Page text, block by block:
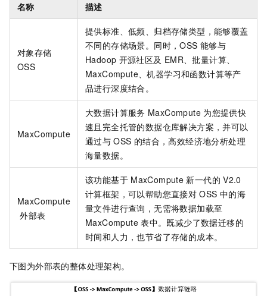
名称 描述
对象存储
OSS
提供标准、低频、归档存储类型，能够覆盖
不同的存储场景。同时，OSS 能够与
Hadoop 开源社区及 EMR、批量计算、
MaxCompute、机器学习和函数计算等产
品进行深度结合。
MaxCompute
大数据计算服务 MaxCompute 为您提供快
速且完全托管的数据仓库解决方案，并可以
通过与 OSS 的结合，高效经济地分析处理
海量数据。
MaxCompute
外部表
该功能基于 MaxCompute 新一代的 V2.0
计算框架，可以帮助您直接对 OSS 中的海
量文件进行查询，无需将数据加载至
MaxCompute 表中。既减少了数据迁移的
时间和人力，也节省了存储的成本。
下图为外部表的整体处理架构。